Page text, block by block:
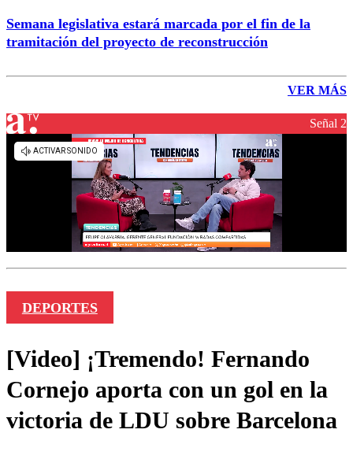
Semana legislativa estará marcada por el fin de la
tramitación del proyecto de reconstrucción
VER MÁS
Señal 2
DEPORTES
[Video] ¡Tremendo! Fernando
Cornejo aporta con un gol en la
victoria de LDU sobre Barcelona